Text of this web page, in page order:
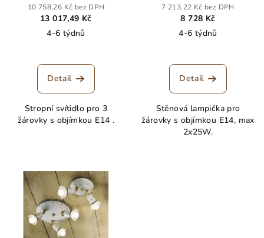
10 758,26 Kč bez DPH
13 017,49 Kč
4-6 týdnů
Detail
Stropní svítidlo pro 3
žárovky s objímkou E14 .
dvojitá SAVONA
7 213,22 Kč bez DPH
8 728 Kč
4-6 týdnů
Detail
Stěnová lampička pro
žárovky s objímkou E14, max
2x25W.